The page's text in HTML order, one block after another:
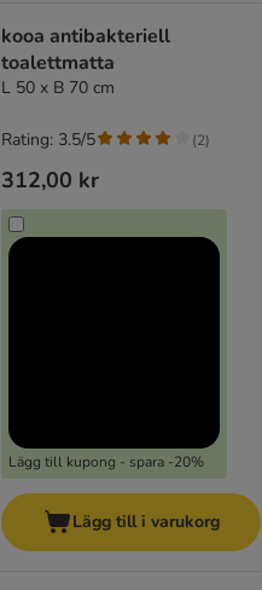
kooa antibakteriell
toalettmatta
L 50 x B 70 cm
312,00 kr
Lägg till kupong - spara -20%
Rating: 3.5/5 (2)
Lägg till i varukorg